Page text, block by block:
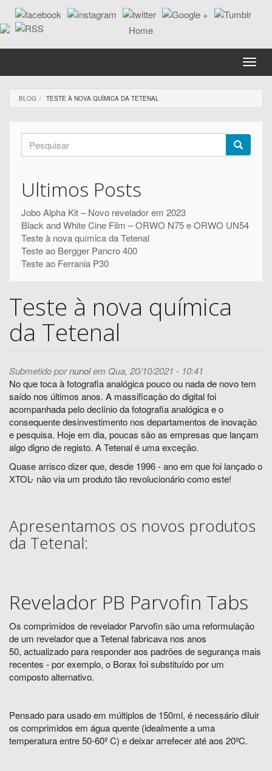
Passar
para
o
Toggle
BLOG TESTE À NOVA QUÍMICA DA TETENAL
Formulário
de
pesquisa
Ultimos Posts
Jobo Alpha Kit – Novo revelador em 2023
Black and White Cine Film – ORWO N75 e ORWO UN54
Teste à nova química da Tetenal
Teste ao Bergger Pancro 400
Teste ao Ferrania P30
Teste à nova química
da Tetenal
Submetido pornunolem Qua, 20/10/2021 - 10:41
No que toca à fotografia analógica pouco ou nada de novo tem
saído nos últimos anos. A massificação do digital foi
acompanhada pelo declínio da fotografia analógica e o
consequente desinvestimento nos departamentos de inovação
e pesquisa. Hoje em dia, poucas são as empresas que lançam
algo digno de registo. A Tetenal é uma exceção.
Quase arrisco dizer que, desde 1996 - ano em que foi lançado o
XTOL- não via um produto tão revolucionário como este!
Apresentamos os novos produtos
da Tetenal:
Revelador PB Parvofin Tabs
Os comprimidos de revelador Parvofin são uma reformulação
de um revelador que a Tetenal fabricava nos anos
50, actualizado para responder aos padrões de segurança mais
recentes - por exemplo, o Borax foi substituído por um
composto alternativo.
Pensado para usado em múltiplos de 150ml, é necessário diluir
os comprimidos em água quente (idealmente a uma
temperatura entre 50-60º C) e deixar arrefecer até aos 20ºC.